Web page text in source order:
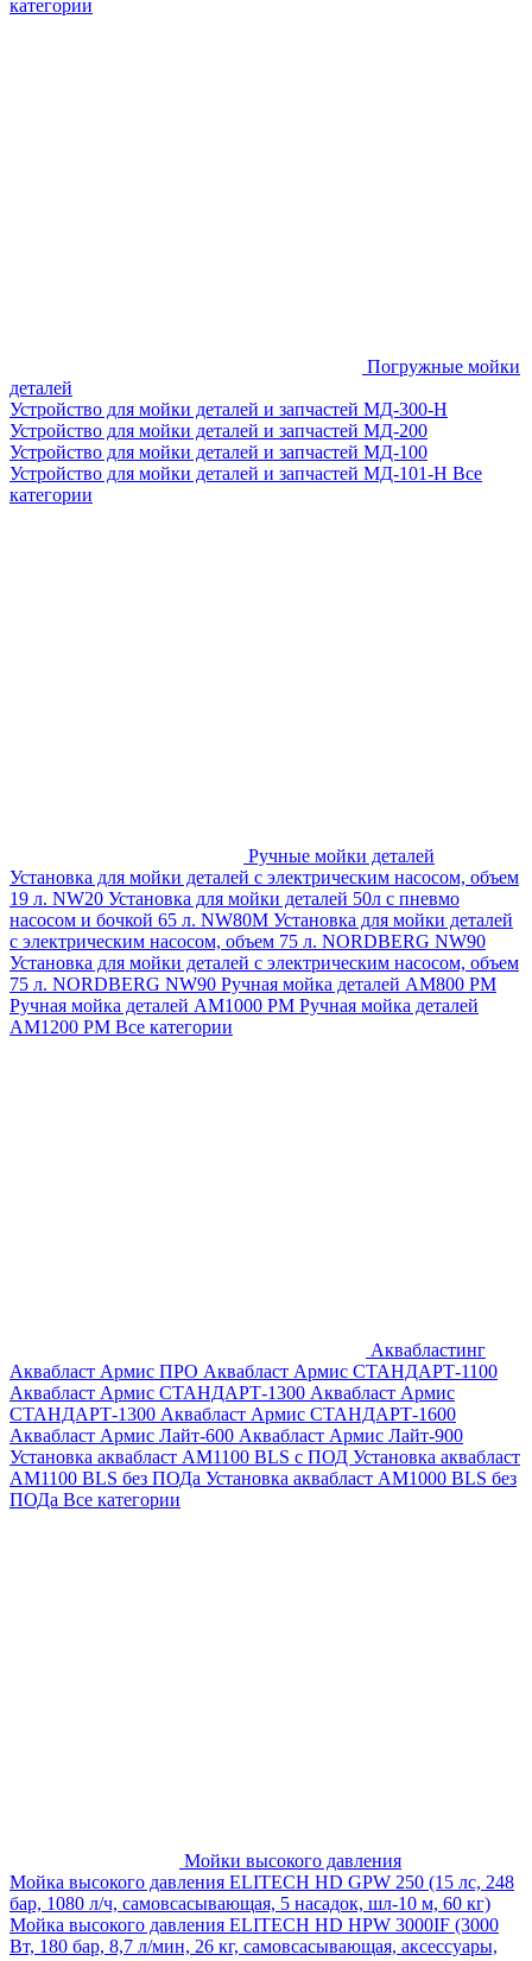
категории
Погружные мойки
деталей
Устройство для мойки деталей и запчастей МД-300-H
Устройство для мойки деталей и запчастей МД-200
Устройство для мойки деталей и запчастей МД-100
Устройство для мойки деталей и запчастей МД-101-Н Все
категории
Ручные мойки деталей
Установка для мойки деталей с электрическим насосом, объем
19 л. NW20 Установка для мойки деталей 50л с пневмо
насосом и бочкой 65 л. NW80M Установка для мойки деталей
с электрическим насосом, объем 75 л. NORDBERG NW90
Установка для мойки деталей с электрическим насосом, объем
75 л. NORDBERG NW90 Ручная мойка деталей АМ800 РМ
Ручная мойка деталей АМ1000 РМ Ручная мойка деталей
АМ1200 РМ Все категории
Аквабластинг
Аквабласт Армис ПРО Аквабласт Армис СТАНДАРТ-1100
Аквабласт Армис СТАНДАРТ-1300 Аквабласт Армис
СТАНДАРТ-1300 Аквабласт Армис СТАНДАРТ-1600
Аквабласт Армис Лайт-600 Аквабласт Армис Лайт-900
Установка аквабласт AM1100 BLS с ПОД Установка аквабласт
AM1100 BLS без ПОДа Установка аквабласт AM1000 BLS без
ПОДа Все категории
Мойки высокого давления
Мойка высокого давления ELITECH HD GPW 250 (15 лс, 248
бар, 1080 л/ч, самовсасывающая, 5 насадок, шл-10 м, 60 кг)
Мойка высокого давления ELITECH HD HPW 3000IF (3000
Вт, 180 бар, 8,7 л/мин, 26 кг, самовсасывающая, аксессуары,